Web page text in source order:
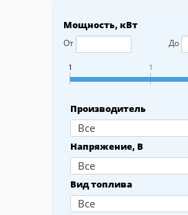
Мощность, кВт
От До
1 1
Производитель
Все
Напряжение, В
Все
Вид топлива
Все